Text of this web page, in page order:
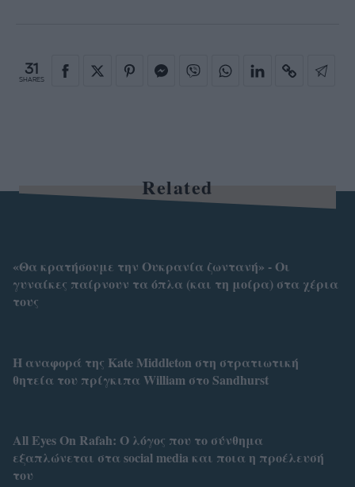
31
SHARES
Related
«Θα κρατήσουμε την Ουκρανία ζωντανή» - Οι
γυναίκες παίρνουν τα όπλα (και τη μοίρα) στα χέρια
τους
Η αναφορά της Kate Middleton στη στρατιωτική
θητεία του πρίγκιπα William στο Sandhurst
All Eyes On Rafah: Ο λόγος που το σύνθημα
εξαπλώνεται στα social media και ποια η προέλευσή
του